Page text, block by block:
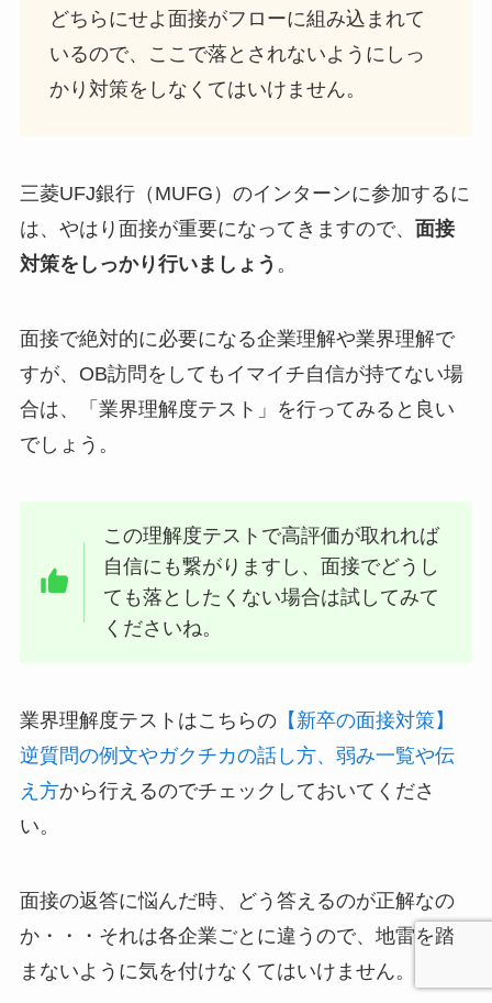
どちらにせよ面接がフローに組み込まれて
いるので、ここで落とされないようにしっ
かり対策をしなくてはいけません。
三菱UFJ銀行（MUFG）のインターンに参加するに
は、やはり面接が重要になってきますので、 面接
対策をしっかり行いましょう 。
面接で絶対的に必要になる企業理解や業界理解で
すが、OB訪問をしてもイマイチ自信が持てない場
合は、「業界理解度テスト」を行ってみると良い
でしょう。
この理解度テストで高評価が取れれば
自信にも繋がりますし、面接でどうし
ても落としたくない場合は試してみて
くださいね。
業界理解度テストはこちらの【新卒の面接対策】
逆質問の例文やガクチカの話し方、弱み一覧や伝
え方から行えるのでチェックしておいてくださ
い。
面接の返答に悩んだ時、どう答えるのが正解なの
か・・・それは各企業ごとに違うので、地雷を踏
まないように気を付けなくてはいけません。